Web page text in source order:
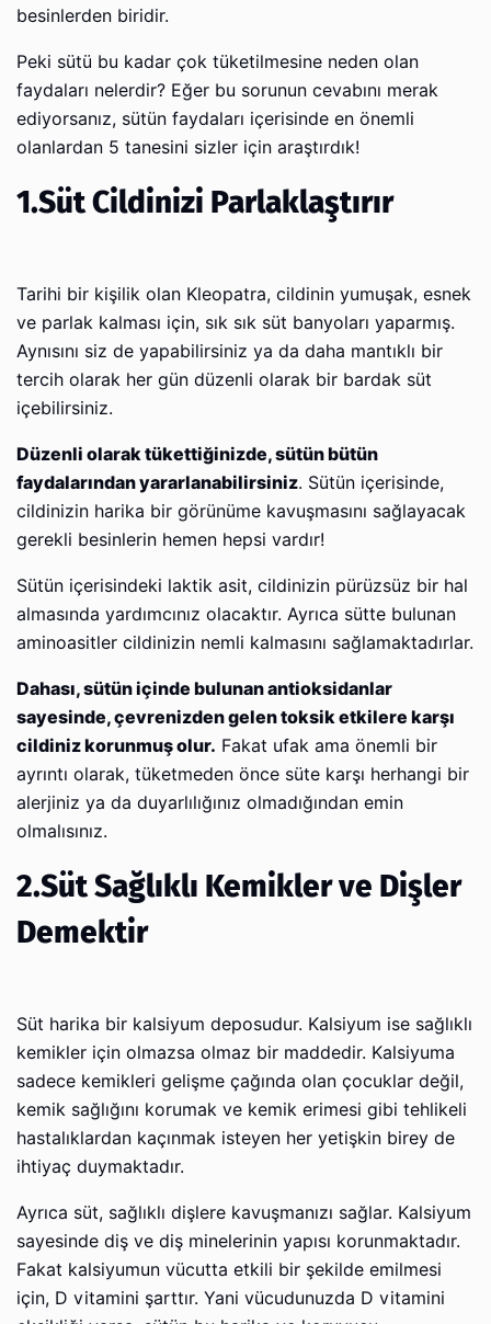
besinlerden biridir.
Peki sütü bu kadar çok tüketilmesine neden olan
faydaları nelerdir? Eğer bu sorunun cevabını merak
ediyorsanız, sütün faydaları içerisinde en önemli
olanlardan 5 tanesini sizler için araştırdık!
1.Süt Cildinizi Parlaklaştırır
Tarihi bir kişilik olan Kleopatra, cildinin yumuşak, esnek
ve parlak kalması için, sık sık süt banyoları yaparmış.
Aynısını siz de yapabilirsiniz ya da daha mantıklı bir
tercih olarak her gün düzenli olarak bir bardak süt
içebilirsiniz.
Düzenli olarak tükettiğinizde, sütün bütün
faydalarından yararlanabilirsiniz. Sütün içerisinde,
cildinizin harika bir görünüme kavuşmasını sağlayacak
gerekli besinlerin hemen hepsi vardır!
Sütün içerisindeki laktik asit, cildinizin pürüzsüz bir hal
almasında yardımcınız olacaktır. Ayrıca sütte bulunan
aminoasitler cildinizin nemli kalmasını sağlamaktadırlar.
Dahası, sütün içinde bulunan antioksidanlar
sayesinde, çevrenizden gelen toksik etkilere karşı
cildiniz korunmuş olur. Fakat ufak ama önemli bir
ayrıntı olarak, tüketmeden önce süte karşı herhangi bir
alerjiniz ya da duyarlılığınız olmadığından emin
olmalısınız.
2.Süt Sağlıklı Kemikler ve Dişler
Demektir
Süt harika bir kalsiyum deposudur. Kalsiyum ise sağlıklı
kemikler için olmazsa olmaz bir maddedir. Kalsiyuma
sadece kemikleri gelişme çağında olan çocuklar değil,
kemik sağlığını korumak ve kemik erimesi gibi tehlikeli
hastalıklardan kaçınmak isteyen her yetişkin birey de
ihtiyaç duymaktadır.
Ayrıca süt, sağlıklı dişlere kavuşmanızı sağlar. Kalsiyum
sayesinde diş ve diş minelerinin yapısı korunmaktadır.
Fakat kalsiyumun vücutta etkili bir şekilde emilmesi
için, D vitamini şarttır. Yani vücudunuzda D vitamini